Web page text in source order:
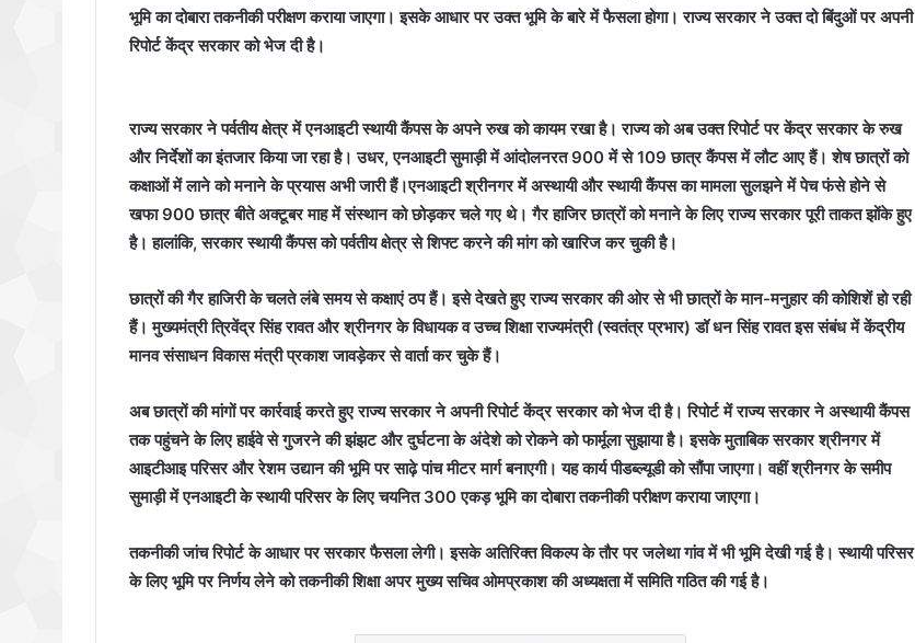
भूमि का दोबारा तकनीकी परीक्षण कराया जाएगा। इसके आधार पर उक्त भूमि के बारे में फैसला होगा। राज्य सरकार ने उक्त दो बिंदुओं पर अपनी
रिपोर्ट केंद्र सरकार को भेज दी है।
राज्य सरकार ने पर्वतीय क्षेत्र में एनआइटी स्थायी कैंपस के अपने रुख को कायम रखा है। राज्य को अब उक्त रिपोर्ट पर केंद्र सरकार के रुख
और निर्देशों का इंतजार किया जा रहा है। उधर, एनआइटी सुमाड़ी में आंदोलनरत 900 में से 109 छात्र कैंपस में लौट आए हैं। शेष छात्रों को
कक्षाओं में लाने को मनाने के प्रयास अभी जारी हैं।एनआइटी श्रीनगर में अस्थायी और स्थायी कैंपस का मामला सुलझने में पेच फंसे होने से
खफा 900 छात्र बीते अक्टूबर माह में संस्थान को छोड़कर चले गए थे। गैर हाजिर छात्रों को मनाने के लिए राज्य सरकार पूरी ताकत झोंके हुए
है। हालांकि, सरकार स्थायी कैंपस को पर्वतीय क्षेत्र से शिफ्ट करने की मांग को खारिज कर चुकी है।
छात्रों की गैर हाजिरी के चलते लंबे समय से कक्षाएं ठप हैं। इसे देखते हुए राज्य सरकार की ओर से भी छात्रों के मान-मनुहार की कोशिशें हो रही
हैं। मुख्यमंत्री त्रिवेंद्र सिंह रावत और श्रीनगर के विधायक व उच्च शिक्षा राज्यमंत्री (स्वतंत्र प्रभार) डॉ धन सिंह रावत इस संबंध में केंद्रीय
मानव संसाधन विकास मंत्री प्रकाश जावड़ेकर से वार्ता कर चुके हैं।
अब छात्रों की मांगों पर कार्रवाई करते हुए राज्य सरकार ने अपनी रिपोर्ट केंद्र सरकार को भेज दी है। रिपोर्ट में राज्य सरकार ने अस्थायी कैंपस
तक पहुंचने के लिए हाईवे से गुजरने की झंझट और दुर्घटना के अंदेशे को रोकने को फार्मूला सुझाया है। इसके मुताबिक सरकार श्रीनगर में
आइटीआइ परिसर और रेशम उद्यान की भूमि पर साढ़े पांच मीटर मार्ग बनाएगी। यह कार्य पीडब्ल्यूडी को सौंपा जाएगा। वहीं श्रीनगर के समीप
सुमाड़ी में एनआइटी के स्थायी परिसर के लिए चयनित 300 एकड़ भूमि का दोबारा तकनीकी परीक्षण कराया जाएगा।
तकनीकी जांच रिपोर्ट के आधार पर सरकार फैसला लेगी। इसके अतिरिक्त विकल्प के तौर पर जलेथा गांव में भी भूमि देखी गई है। स्थायी परिसर
के लिए भूमि पर निर्णय लेने को तकनीकी शिक्षा अपर मुख्य सचिव ओमप्रकाश की अध्यक्षता में समिति गठित की गई है।